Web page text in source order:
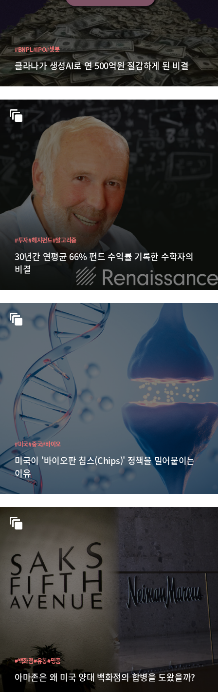
클라나가 생성AI로 연 500억원 절감하게 된 비결
#BNPL#IPO#챗봇
30년간 연평균 66% 펀드 수익률 기록한 수학자의
비결
#투자#헤지펀드#알고리즘
미국이 '바이오판 칩스(Chips)' 정책을 밀어붙이는
이유
#미국#중국#바이오
아마존은 왜 미국 양대 백화점의 합병을 도왔을까?
#백화점#유통#명품